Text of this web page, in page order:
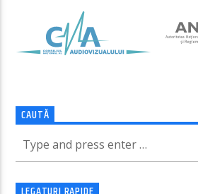
CAUTĂ